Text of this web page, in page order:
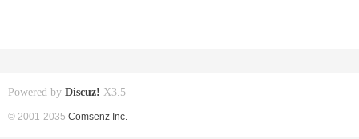
Powered by Discuz! X3.5
© 2001-2035 Comsenz Inc.